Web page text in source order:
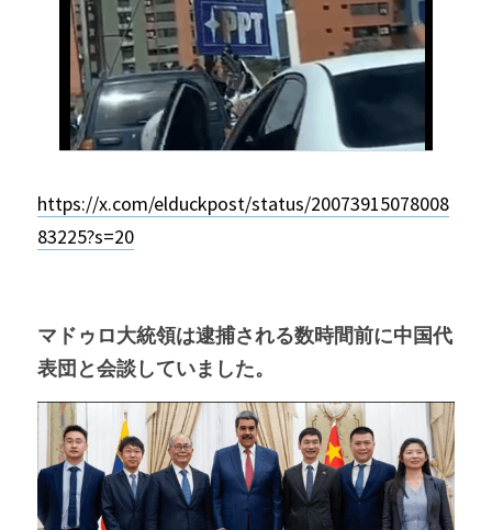
https://x.com/elduckpost/status/20073915078008
83225?s=20
マドゥロ大統領は逮捕される数時間前に中国代
表団と会談していました。